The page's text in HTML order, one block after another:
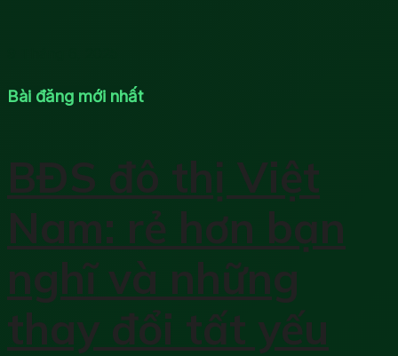
Bài đăng mới nhất
BĐS đô thị Việt
Nam: rẻ hơn bạn
nghĩ và những
thay đổi tất yếu